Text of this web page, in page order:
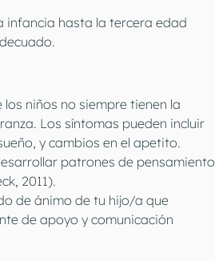
infancia hasta la tercera edad
niños no siempre tienen la
Los síntomas pueden incluir
y cambios en el apetito.
patrones de pensamiento
2011).
de ánimo de tu hijo/a que
de apoyo y comunicación